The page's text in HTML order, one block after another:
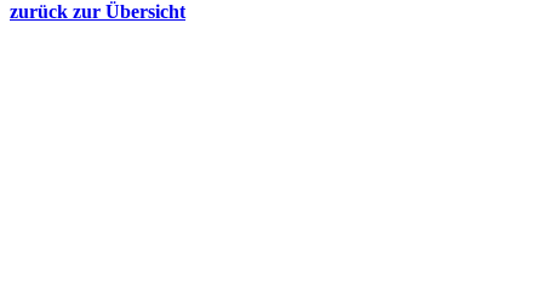
zurück zur Übersicht